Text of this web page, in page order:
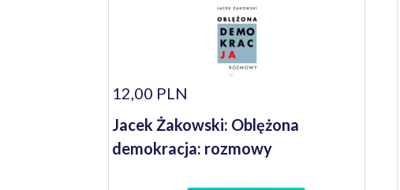
12,00 PLN
Jacek Żakowski: Oblężona
demokracja: rozmowy